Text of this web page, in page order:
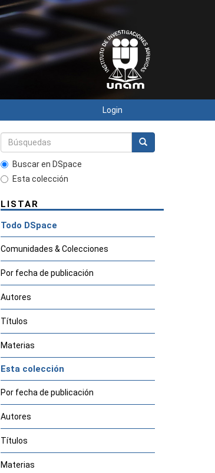
Login
Buscar en DSpace
Esta colección
LISTAR
Todo DSpace
Comunidades & Colecciones
Por fecha de publicación
Autores
Títulos
Materias
Esta colección
Por fecha de publicación
Autores
Títulos
Materias